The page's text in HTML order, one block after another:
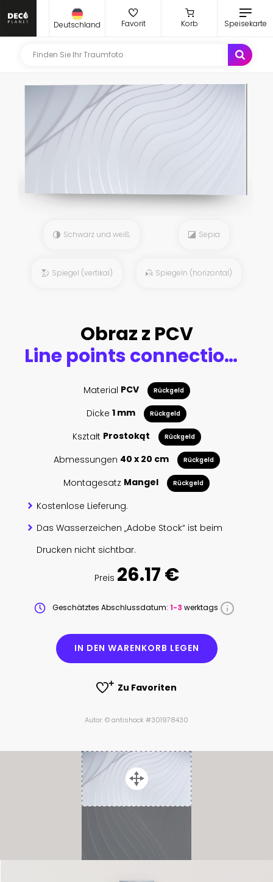
Deutschland Favorit Korb Speisekarte
Schwarz und weiß Sepia
Spiegel (vertikal) Spiegeln (horizontal)
Obraz z PCV
Line points connections geometric abstract background.
Material PCV Rückgeld
Dicke 1 mm Rückgeld
Kształt Prostokąt Rückgeld
Abmessungen 40 x 20 cm Rückgeld
Montagesatz Mangel Rückgeld
Kostenlose Lieferung.
Das Wasserzeichen „Adobe Stock“ ist beim
Drucken nicht sichtbar.
Preis 26.17 €
Geschätztes Abschlussdatum: 1-3 werktags
IN DEN WARENKORB LEGEN
Zu Favoriten
Autor: © antishock #301978430